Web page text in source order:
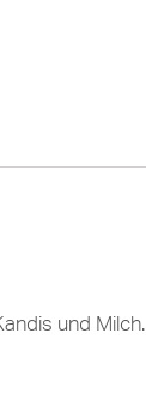
und Milch.